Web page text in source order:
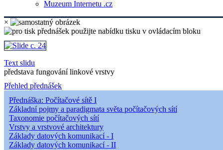
Muzeum Internetu .cz
×
Text slidu
představa fungování linkové vrstvy
Přehled přednášek
Přednáška: Počítačové sítě I
Základní pojmy a paradigmata světa počítačových sítí
Taxonomie počítačových sítí
Vrstvy a vrstvové architektury
Základy datových komunikací - I
Základy datových komunikací - II